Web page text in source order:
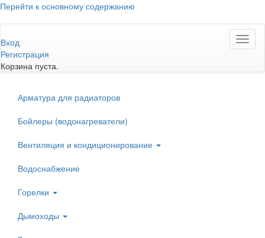
Перейти к основному содержанию
Вход
Регистрация
Корзина пуста.
Арматура для радиаторов
Бойлеры (водонагреватели)
Вентиляция и кондиционирование
Водоснабжение
Горелки
Дымоходы